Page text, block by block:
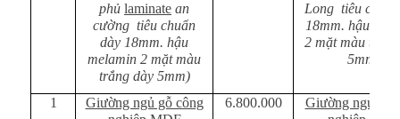
phủ laminate an
cường tiêu chuẩn
dày 18mm. hậu
melamin 2 mặt màu
trắng dày 5mm)
Long tiêu
18mm. hậu
2 mặt màu
5mm)
1
Giường ngủ gỗ công
6.800.000
Giường ngủ gỗ